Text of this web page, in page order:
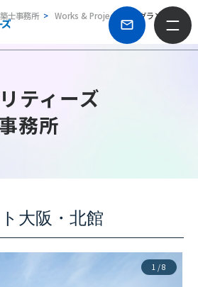
士事務所 Works & Projects
グランフロ
ティーズ
務所
大阪・北館
1 /8